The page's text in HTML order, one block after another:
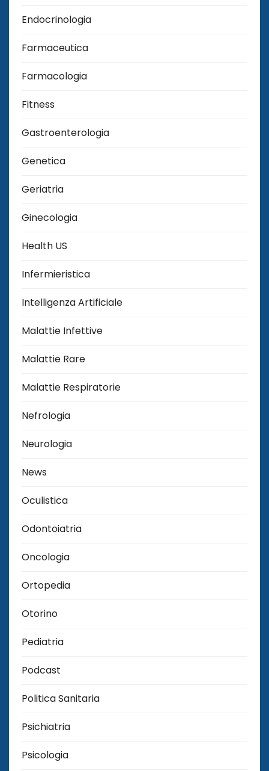
Endocrinologia
Farmaceutica
Farmacologia
Fitness
Gastroenterologia
Genetica
Geriatria
Ginecologia
Health US
Infermieristica
Intelligenza Artificiale
Malattie Infettive
Malattie Rare
Malattie Respiratorie
Nefrologia
Neurologia
News
Oculistica
Odontoiatria
Oncologia
Ortopedia
Otorino
Pediatria
Podcast
Politica Sanitaria
Psichiatria
Psicologia